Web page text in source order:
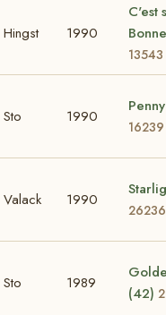
Hingst 1990
C'est
13543
Sto 1990
Penny
16239
Valack 1990
26236
Sto 1989
(42)